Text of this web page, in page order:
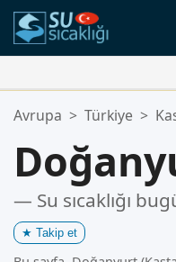
Favori Konumlarınız:
Avrupa > Türkiye >
— Su sıcaklığı
★ Takip et